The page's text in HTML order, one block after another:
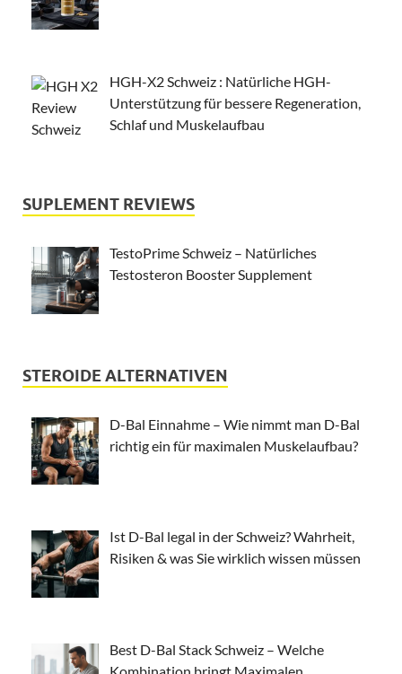
HGH-X2 Schweiz : Natürliche HGH-
Unterstützung für bessere Regeneration,
Schlaf und Muskelaufbau
SUPLEMENT REVIEWS
TestoPrime Schweiz – Natürliches
Testosteron Booster Supplement
STEROIDE ALTERNATIVEN
D-Bal Einnahme – Wie nimmt man D-Bal
richtig ein für maximalen Muskelaufbau?
Ist D-Bal legal in der Schweiz? Wahrheit,
Risiken & was Sie wirklich wissen müssen
Best D-Bal Stack Schweiz – Welche